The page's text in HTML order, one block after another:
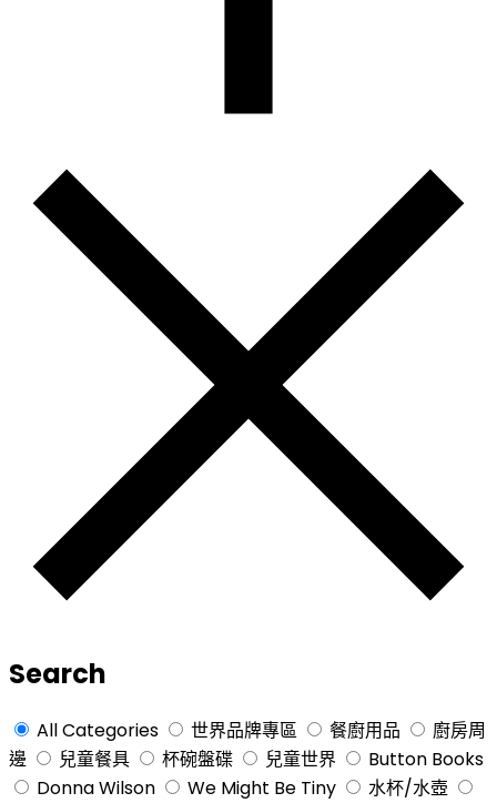
Search
All Categories 世界品牌專區 餐廚用品
廚房周
邊
兒童餐具 杯碗盤碟 兒童世界
Button Books
Donna Wilson
We Might Be Tiny
水杯/水壺